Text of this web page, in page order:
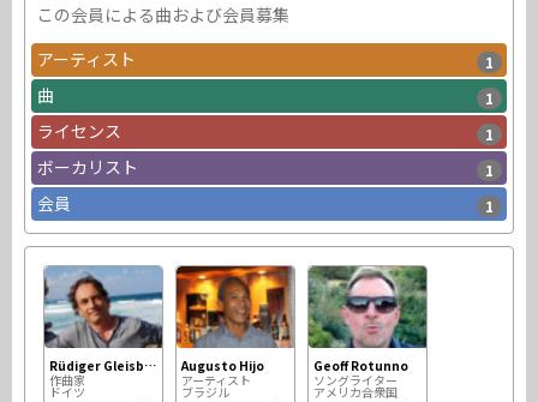
この会員による曲および会員募集
アーティスト
1
曲 1
ライセンス 1
ボーカリスト 1
会員 1
Rüdiger Gleisberg
作曲家
ドイツ
Augusto Hijo
アーティスト
ブラジル
Geoff Rotunno
ソングライター
アメリカ合衆国